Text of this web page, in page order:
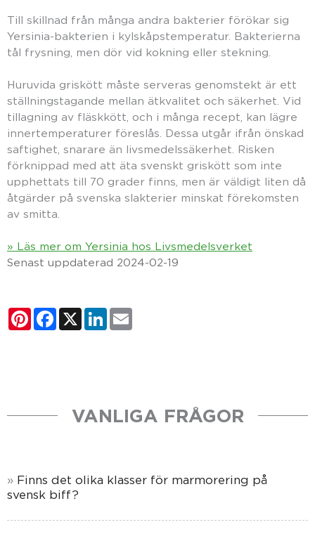
Till skillnad från många andra bakterier förökar sig
Yersinia-bakterien i kylskåpstemperatur. Bakterierna
tål frysning, men dör vid kokning eller stekning.
Huruvida griskött måste serveras genomstekt är ett
ställningstagande mellan ätkvalitet och säkerhet. Vid
tillagning av fläskkött, och i många recept, kan lägre
innertemperaturer föreslås. Dessa utgår ifrån önskad
saftighet, snarare än livsmedelssäkerhet. Risken
förknippad med att äta svenskt griskött som inte
upphettats till 70 grader finns, men är väldigt liten då
åtgärder på svenska slakterier minskat förekomsten
av smitta.
» Läs mer om Yersinia hos Livsmedelsverket
Senast uppdaterad 2024-02-19
PinterestFacebook
X LinkedIn
VANLIGA FRÅGOR
Finns det olika klasser för marmorering på
svensk biff?